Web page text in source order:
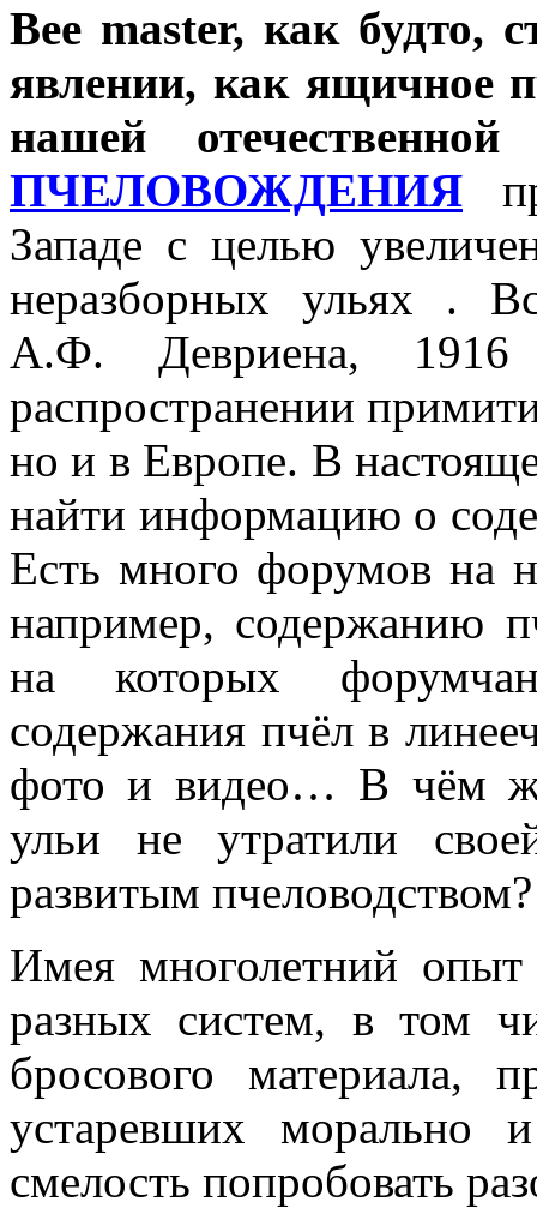
Bee master, как будто,
явлении, как ящичное
нашей
ПЧЕЛОВОЖДЕНИЯ
Западе с целью
неразборных ульях .
А.Ф. Девриена,
распространении
но и в Европе. В
найти информацию о
Есть много форумов на
например, содержанию
на которых
содержания пчёл в
фото и видео… В чём
ульи не утратили
развитым пчеловодством?
Имея многолетний
разных систем, в том
бросового материала,
устаревших морально
смелость попробовать